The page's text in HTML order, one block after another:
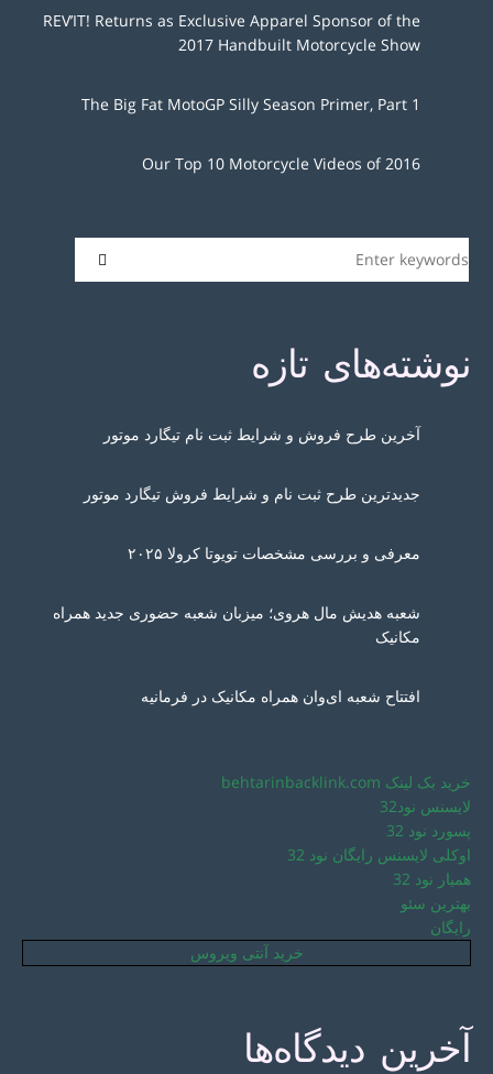
REV’IT! Returns as Exclusive Apparel Sponsor of the
2017 Handbuilt Motorcycle Show
The Big Fat MotoGP Silly Season Primer, Part 1
Our Top 10 Motorcycle Videos of 2016
نوشته‌های تازه
آخرین طرح فروش و شرایط ثبت نام تیگارد موتور
جدیدترین طرح ثبت نام و شرایط فروش تیگارد موتور
معرفی و بررسی مشخصات تویوتا کرولا ۲۰۲۵
شعبه هدیش مال هروی؛ میزبان شعبه حضوری جدید همراه
مکانیک
افتتاح شعبه ای‌وان همراه مکانیک در فرمانیه
خرید بک لینک behtarinbacklink.com
لایسنس نود32
پسورد نود 32
اوکلی لایسنس رایگان نود 32
همیار نود 32
بهترین سئو
رایگان
خرید آنتی ویروس
آخرین دیدگاه‌ها